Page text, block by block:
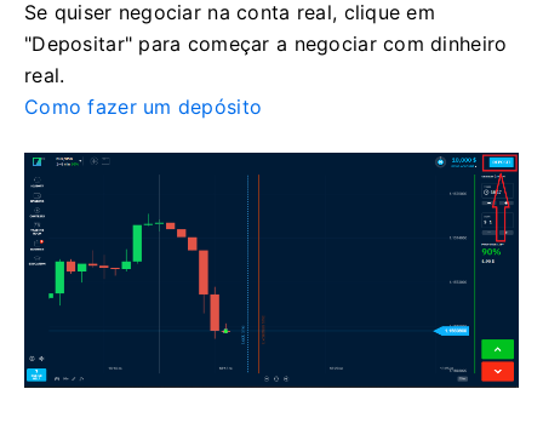
Se quiser negociar na conta real, clique em
"Depositar" para começar a negociar com dinheiro
real.
Como fazer um depósito